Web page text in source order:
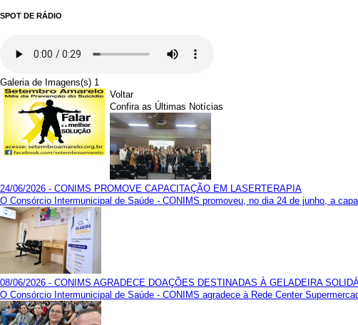
SPOT DE RÁDIO
Galeria de Imagens(s) 1
Voltar
Confira as Últimas Notícias
24/06/2026 - CONIMS PROMOVE CAPACITAÇÃO EM LASERTERAPIA
O Consórcio Intermunicipal de Saúde - CONIMS promoveu, no dia 24 de junho, a
08/06/2026 - CONIMS AGRADECE DOAÇÕES DESTINADAS À GELADEIRA
O Consórcio Intermunicipal de Saúde - CONIMS agradece à Rede Center